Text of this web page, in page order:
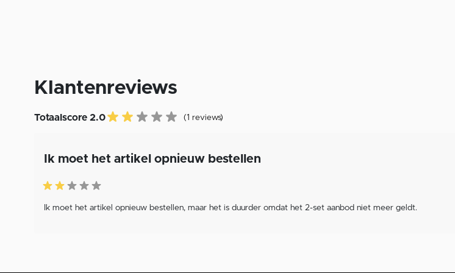
Klantenreviews
Totaalscore 2.0 (1 reviews)
Ik moet het artikel opnieuw bestellen
Ik moet het artikel opnieuw bestellen, maar het is duurder omdat het 2-set aanbod niet meer geldt.